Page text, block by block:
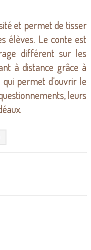
et permet de tisser
élèves. Le conte est
différent sur les
à distance grâce à
permet d’ouvrir le
leurs